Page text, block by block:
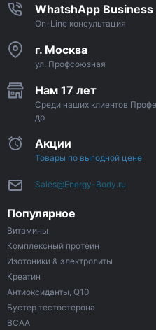
WhatshApp Business
On-Line консультация
г. Москва
ул. Профсоюзная
Нам 17 лет
Среди наших клиентов
др
Акции
Товары по выгодной цене
Sales@Energy-Body.ru
Популярное
Витамины
Комплексный протеин
Изотоники & электролиты
Креатин
Антиоксиданты, Q10
Бустер тестостерона
ВСАА